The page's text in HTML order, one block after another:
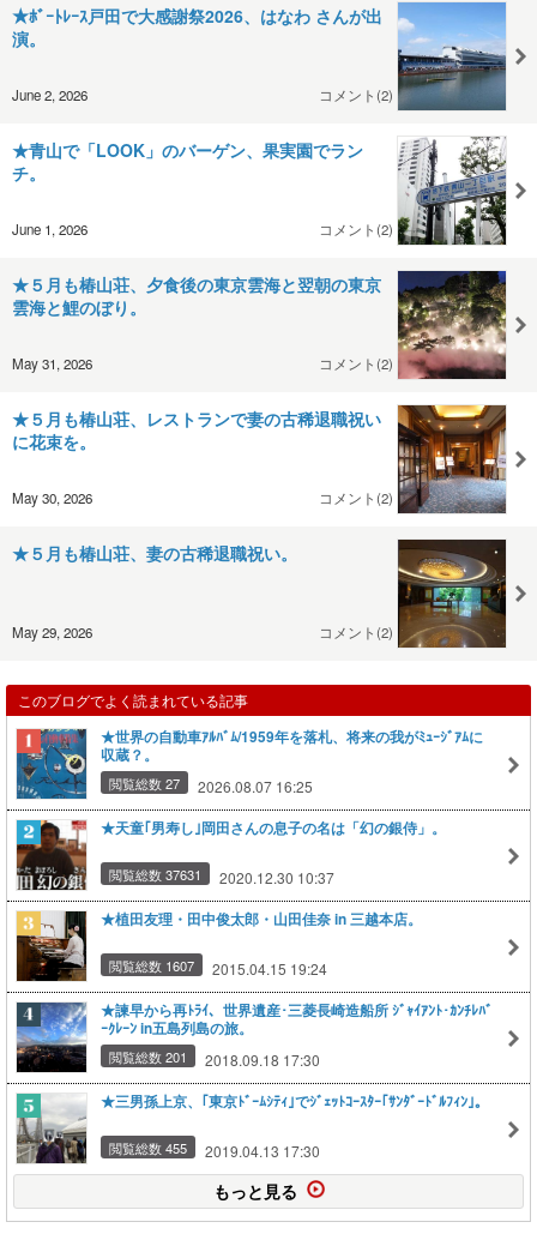
★ﾎﾞｰﾄﾚｰｽ戸田で大感謝祭2026、はなわ さんが出
演。
June 2, 2026 コメント(2)
★青山で「LOOK」のバーゲン、果実園でラン
チ。
June 1, 2026 コメント(2)
★５月も椿山荘、夕食後の東京雲海と翌朝の東京
雲海と鯉のぼり。
May 31, 2026 コメント(2)
★５月も椿山荘、レストランで妻の古稀退職祝い
に花束を。
May 30, 2026 コメント(2)
★５月も椿山荘、妻の古稀退職祝い。
May 29, 2026 コメント(2)
このブログでよく読まれている記事
★世界の自動車ｱﾙﾊﾞﾑ/1959年を落札、将来の我がﾐｭｰｼﾞｱﾑに
収蔵？。
閲覧総数 27 2026.08.07 16:25
★天童｢男寿し｣岡田さんの息子の名は「幻の銀侍」。
閲覧総数 37631 2020.12.30 10:37
★植田友理・田中俊太郎・山田佳奈 in 三越本店。
閲覧総数 1607 2015.04.15 19:24
★諫早から再ﾄﾗｲ、世界遺産･三菱長崎造船所 ｼﾞｬｲｱﾝﾄ･ｶﾝﾁﾚﾊﾞ
ｰｸﾚｰﾝ in五島列島の旅。
閲覧総数 201 2018.09.18 17:30
★三男孫上京、｢東京ﾄﾞｰﾑｼﾃｨ｣でｼﾞｪｯﾄｺｰｽﾀｰ｢ｻﾝﾀﾞｰﾄﾞﾙﾌｨﾝ｣。
閲覧総数 455 2019.04.13 17:30
もっと見る